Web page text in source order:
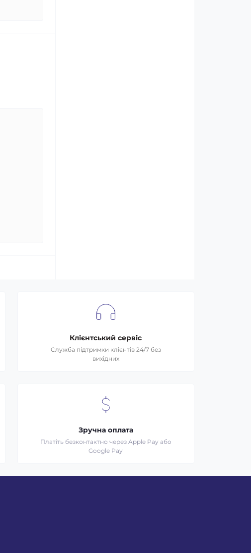
Клієнтський сервіс
Служба підтримки клієнтів 24/7 без
вихідних
Зручна оплата
Платіть безконтактно через Apple Pay або
Google Pay